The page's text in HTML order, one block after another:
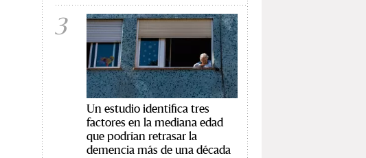
3
Un estudio identifica tres
factores en la mediana edad
que podrían retrasar la
demencia más de una década